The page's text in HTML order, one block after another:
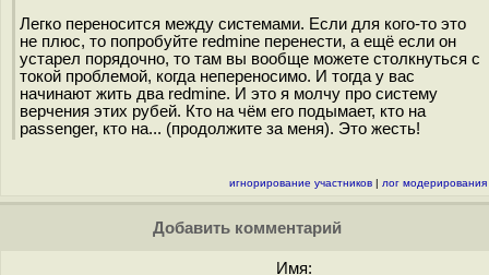
Легко переносится между системами. Если для кого-то это
не плюс, то попробуйте redmine перенести, а ещё если он
устарел порядочно, то там вы вообще можете столкнуться с
токой проблемой, когда непереносимо. И тогда у вас
начинают жить два redmine. И это я молчу про систему
верчения этих рубей. Кто на чём его подымает, кто на
passenger, кто на... (продолжите за меня). Это жесть!
игнорирование участников | лог модерирования
Добавить комментарий
Имя: